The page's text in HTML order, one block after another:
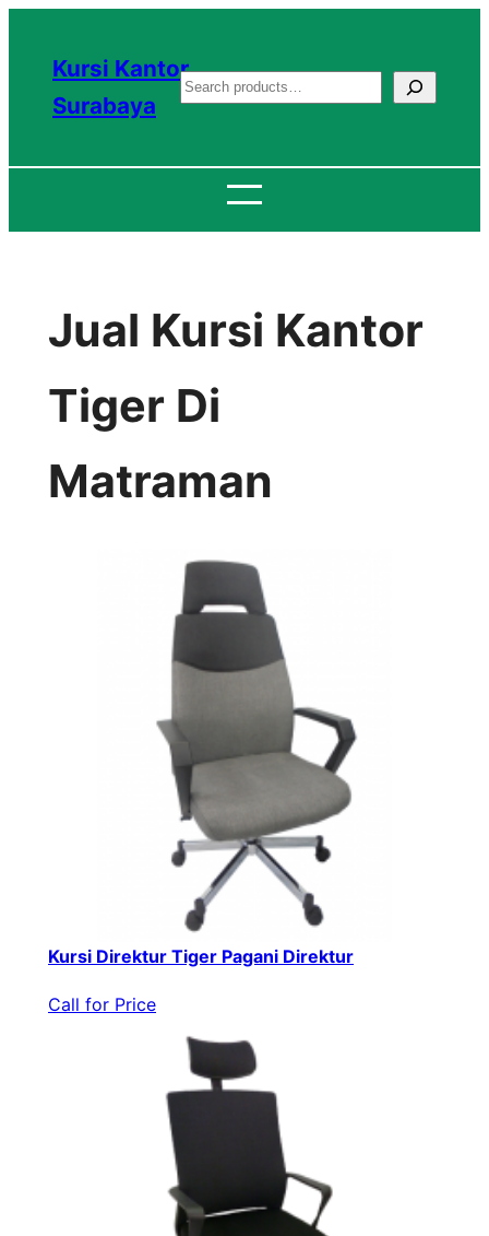
konten
Kursi Kantor
Surabaya
S
a
c
Jual Kursi Kantor
Tiger Di
Matraman
Kursi Direktur Tiger Pagani Direktur
Call for Price